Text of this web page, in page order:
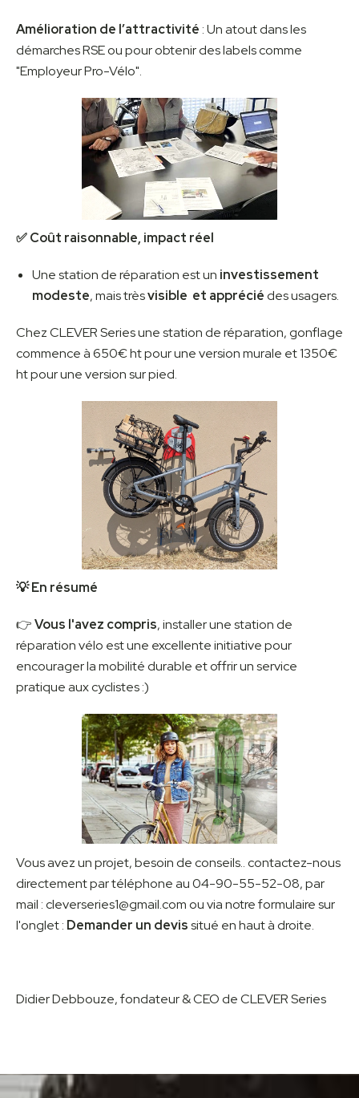
Amélioration de l’attractivité : Un atout dans les
démarches RSE ou pour obtenir des labels comme
"Employeur Pro-Vélo".
✅ Coût raisonnable, impact réel
Une station de réparation est un investissement
modeste, mais trèsvisible et apprécié des usagers.
Chez CLEVER Series une station de réparation, gonflage
commence à 650€ ht pour une version murale et 1350€
ht pour une version sur pied.
💡 En résumé
👉Vous l'avez compris, installer une station de
réparation vélo est une excellente initiative pour
encourager la mobilité durable et offrir un service
pratique aux cyclistes :)
Vous avez un projet, besoin de conseils.. contactez-nous
directement par téléphone au 04-90-55-52-08, par
mail : cleverseries1@gmail.com ou via notre formulaire sur
l'onglet : Demander un devissitué en haut à droite.
Didier Debbouze, fondateur & CEO de CLEVER Series